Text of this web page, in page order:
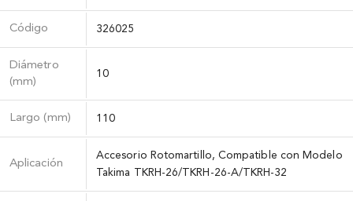
Código 326025
Diámetro
(mm)
10
Largo (mm) 110
Aplicación
Accesorio Rotomartillo, Compatible con Modelo
Takima TKRH-26/TKRH-26-A/TKRH-32